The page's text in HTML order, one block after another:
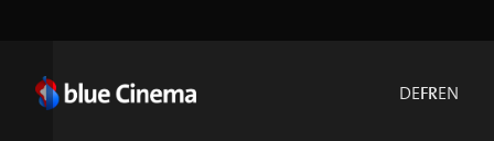
DEFREN